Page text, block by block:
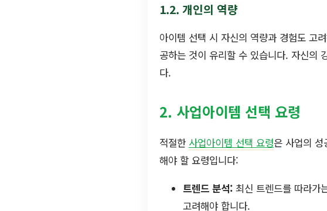
1.2. 개인의 역량
아이템 선택 시 자신의 역량과 경험도 고
공하는 것이 유리할 수 있습니다. 자신의
다.
2. 사업아이템 선택 요령
적절한 사업아이템 선택 요령은 사업의
해야 할 요령입니다:
트렌드 분석: 최신 트렌드를 따라가
고려해야 합니다.